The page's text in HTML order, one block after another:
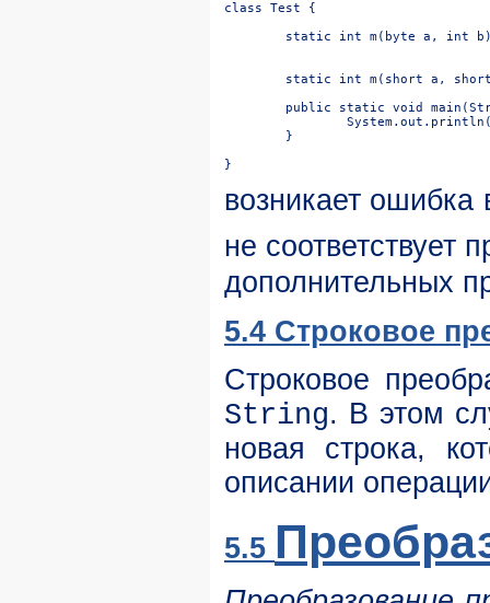
class Test {
возникает
не соответствует
дополнительных
5.4 Строковое
Строковое
String. В этом
новая строка,
описании
5.5